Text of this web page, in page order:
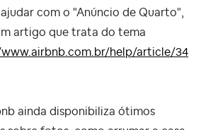
ajudar com o "Anúncio de Quarto",
artigo que trata do tema
help/article/34
ainda disponibiliza ótimos